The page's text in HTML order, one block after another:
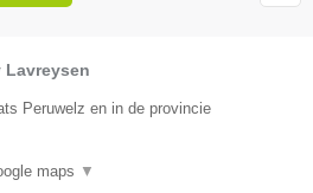
Lavreysen
Peruwelz en in de provincie
maps ▼